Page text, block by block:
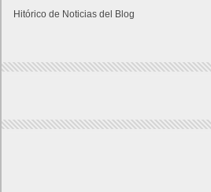
Hitórico de Noticias del Blog